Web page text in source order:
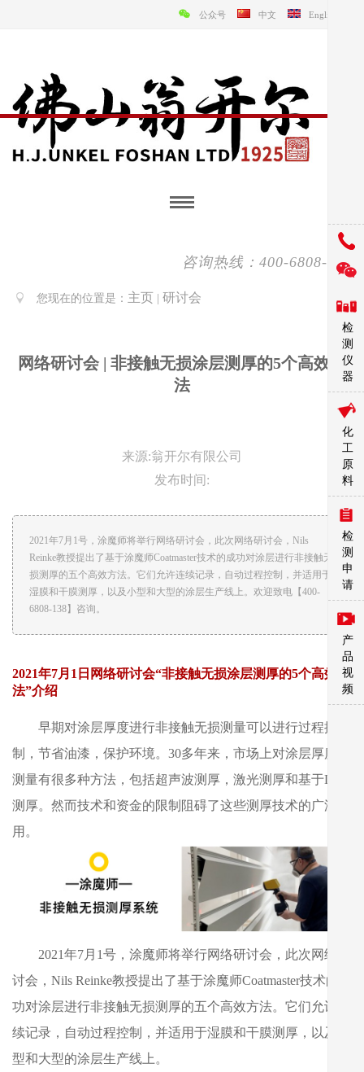
公众号 中文 English
咨询热线：400-6808-138
您现在的位置是： 主页 研讨会
网络研讨会 | 非接触无损涂层测厚的5个高效方
法
来源:翁开尔有限公司
发布时间:
2021年7月1号，涂魔师将举行网络研讨会，此次网络研讨会，Nils
Reinke教授提出了基于涂魔师Coatmaster技术的成功对涂层进行非接触无
损测厚的五个高效方法。它们允许连续记录，自动过程控制，并适用于
湿膜和干膜测厚，以及小型和大型的涂层生产线上。欢迎致电【400-
6808-138】咨询。
2021年7月1日网络研讨会“非接触无损涂层测厚的5个高效方
法”介绍
早期对涂层厚度进行非接触无损测量可以进行过程控
制，节省油漆，保护环境。30多年来，市场上对涂层厚度的
测量有很多种方法，包括超声波测厚，激光测厚和基于LED
测厚。然而技术和资金的限制阻碍了这些测厚技术的广泛使
用。
2021年7月1号，涂魔师将举行网络研讨会，此次网络研
讨会，Nils Reinke教授提出了基于涂魔师Coatmaster技术的成
功对涂层进行非接触无损测厚的五个高效方法。它们允许连
续记录，自动过程控制，并适用于湿膜和干膜测厚，以及小
型和大型的涂层生产线上。
检
测
仪
器
化
工
原
料
检
测
申
请
产
品
视
频